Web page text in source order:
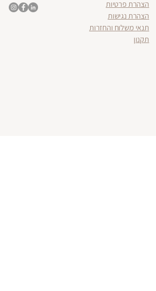
הצהרת פרטיות
הצהרת נגישות
תנאי משלוח והחזרות
תקנון